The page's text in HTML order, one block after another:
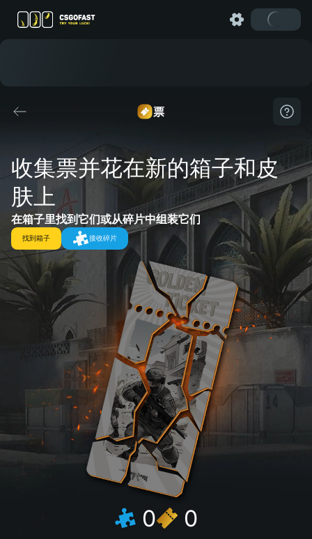
票
收集票并花在新的箱子和皮
肤上
在箱子里找到它们或从碎片中组装它们
找到箱子 接收碎片
0 0